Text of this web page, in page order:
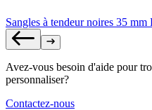
Sangles à tendeur noires 35
Avez-vous besoin d'aide pour
personnaliser?
Contactez-nous